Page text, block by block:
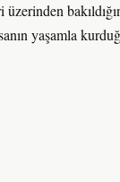
üzerinden
yaşamla